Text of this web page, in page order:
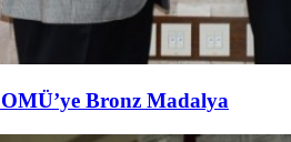
Bronz Madalya